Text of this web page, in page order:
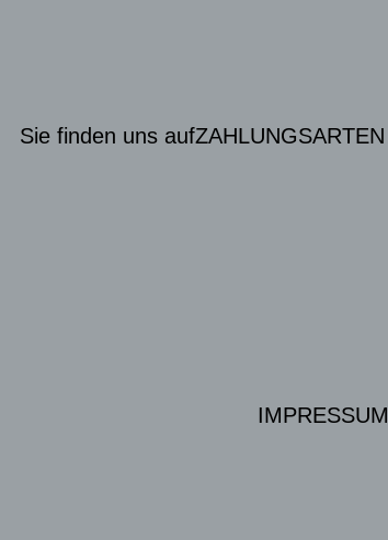
Sie finden uns aufZAHLUNGSARTEN
IMPRESSUM